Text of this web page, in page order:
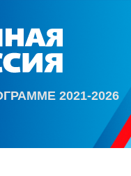
2021-2026